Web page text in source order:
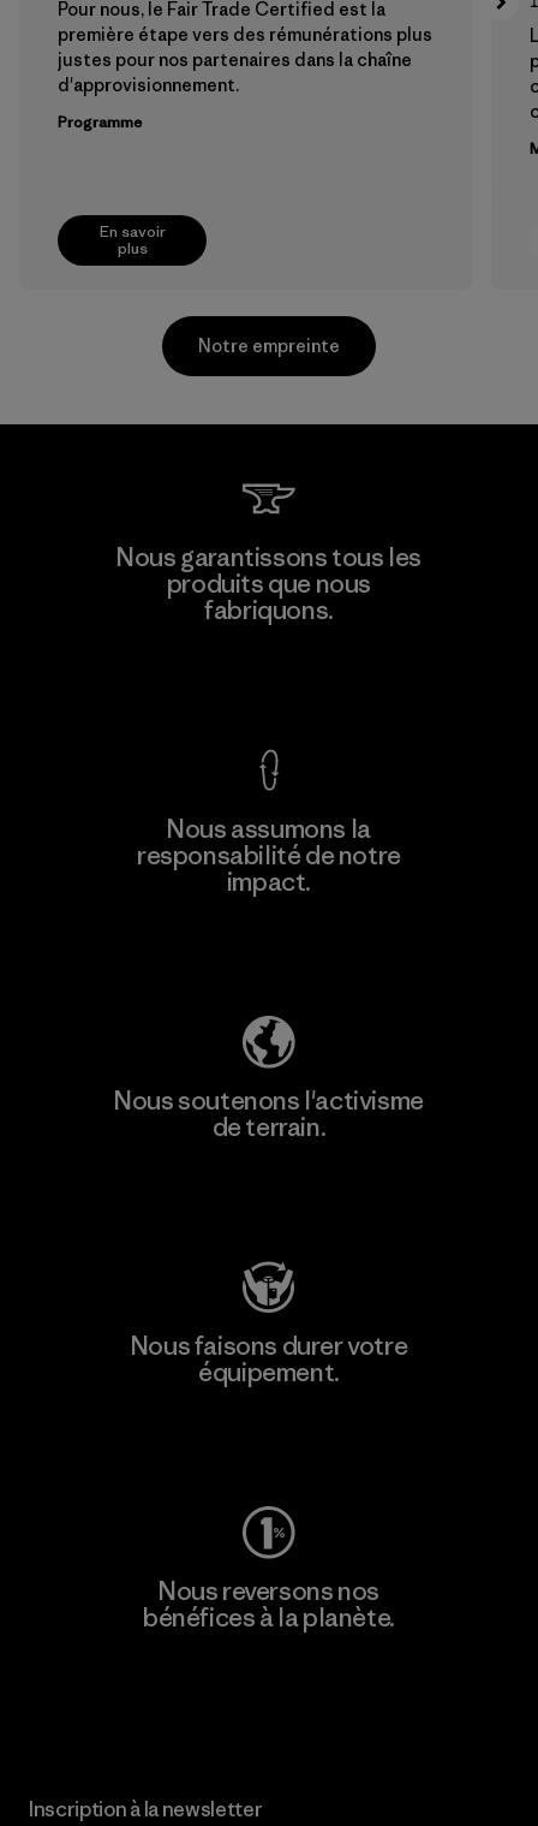
En savoir
plus
Pour nous, le Fair Trade Certified est la
première étape vers des rémunérations plus
justes pour nos partenaires dans la chaîne
d'approvisionnement.
Programme
Formosa Taffeta Co., Ltd.
Material-supplier
Notre empreinte
Nous garantissons tous les
produits que nous
fabriquons.
Nous assumons la
responsabilité de notre
impact.
Nous soutenons l'activisme
de terrain.
Nous faisons durer votre
équipement.
Nous reversons nos
bénéfices à la planète.
Inscription à la newsletter